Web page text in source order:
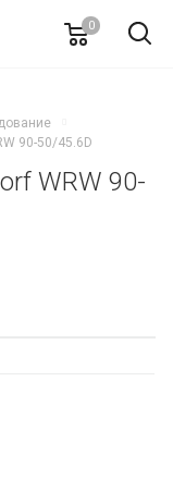
0
90-50/45.6D
WRW 90-